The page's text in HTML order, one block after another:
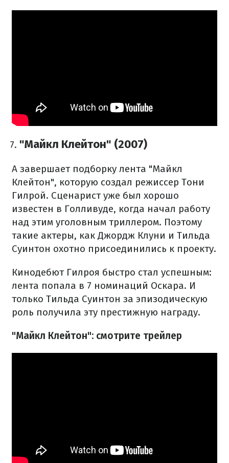
"Майкл Клейтон" (2007)
А завершает подборку лента "Майкл
Клейтон", которую создал режиссер Тони
Гилрой. Сценарист уже был хорошо
известен в Голливуде, когда начал работу
над этим уголовным триллером. Поэтому
такие актеры, как Джордж Клуни и Тильда
Суинтон охотно присоединились к проекту.
Кинодебют Гилроя быстро стал успешным:
лента попала в 7 номинаций Оскара. И
только Тильда Суинтон за эпизодическую
роль получила эту престижную награду.
"Майкл Клейтон": смотрите трейлер